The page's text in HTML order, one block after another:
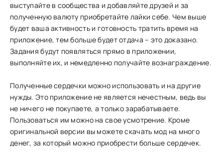
выступайте в сообщества и добавляйте друзей и за
полученную валюту приобретайте лайки себе. Чем выше
будет ваша активность и готовность тратить время на
приложение, тем больше будет отдача – это доказано.
Задания будут появляться прямо в приложении,
выполняйте их, и немедленно получайте вознаграждение.
Полученные сердечки можно использовать и на другие
нужды. Это приложение не является нечестным, ведь вы
не ничего не покупаете, а только зарабатываете.
Пользоваться им можно на свое усмотрение. Кроме
оригинальной версии вы можете скачать мод на много
денег, за который можно приобрести больше сердечек.